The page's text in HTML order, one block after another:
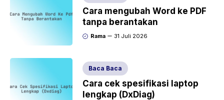
Cara mengubah Word ke PDF
tanpa berantakan
Rama 31 Juli 2026
Baca Baca
Cara cek spesifikasi laptop
lengkap (DxDiag)